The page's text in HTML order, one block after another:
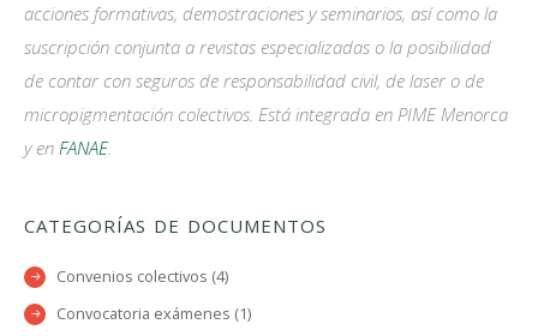
acciones formativas, demostraciones y seminarios, así como la
suscripción conjunta a revistas especializadas o la posibilidad
de contar con seguros de responsabilidad civil, de laser o de
micropigmentación colectivos. Está integrada en PIME Menorca
y en FANAE.
CATEGORÍAS DE DOCUMENTOS
Convenios colectivos (4)
Convocatoria exámenes (1)